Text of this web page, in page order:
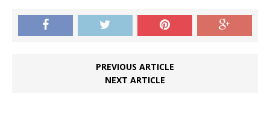
PREVIOUS ARTICLE
NEXT ARTICLE